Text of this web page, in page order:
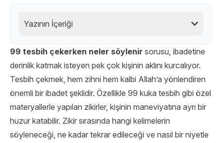
Yazının İçeriği
99 tesbih çekerken neler söylenir sorusu, ibadetine
derinlik katmak isteyen pek çok kişinin aklını kurcalıyor.
Tesbih çekmek, hem zihni hem kalbi Allah’a yönlendiren
önemli bir ibadet şeklidir. Özellikle 99 kuka tesbih gibi özel
materyallerle yapılan zikirler, kişinin maneviyatına ayrı bir
huzur katabilir. Zikir sırasında hangi kelimelerin
söyleneceği, ne kadar tekrar edileceği ve nasıl bir niyetle